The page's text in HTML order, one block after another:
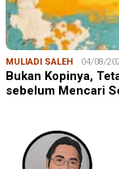
MULIADI SALEH 04/08/
Bukan Kopinya,
sebelum Mencari